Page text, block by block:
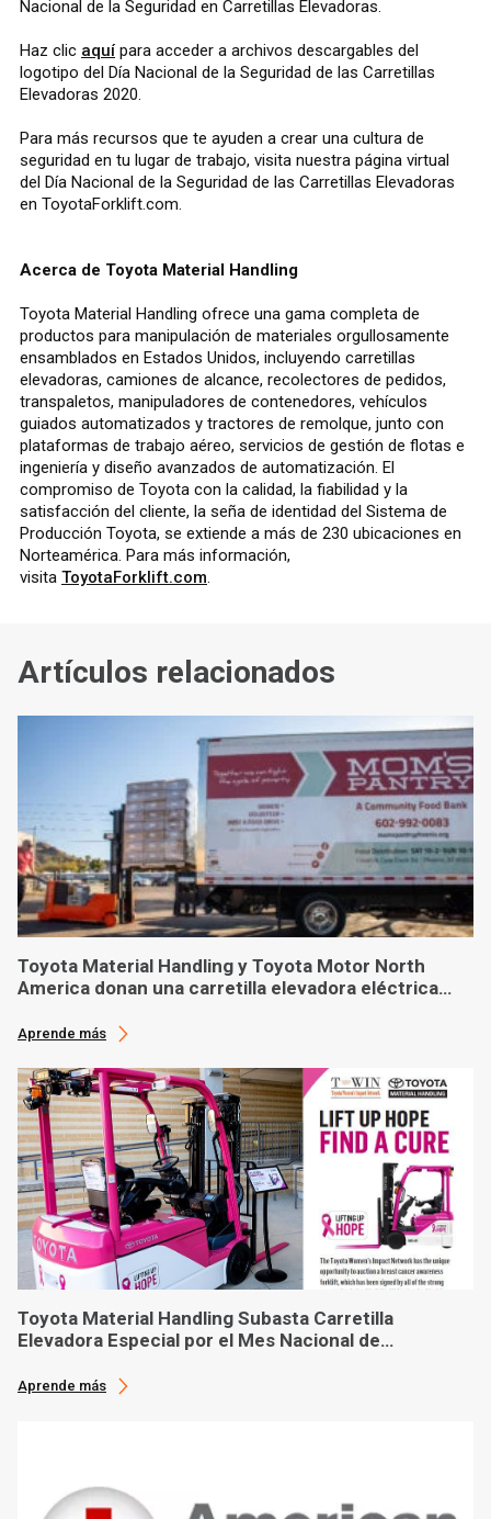
Nacional de la Seguridad en Carretillas Elevadoras.
Haz clic aquí para acceder a archivos descargables del
logotipo del Día Nacional de la Seguridad de las Carretillas
Elevadoras 2020.
Para más recursos que te ayuden a crear una cultura de
seguridad en tu lugar de trabajo, visita nuestra página virtual
del Día Nacional de la Seguridad de las Carretillas Elevadoras
en ToyotaForklift.com.
Acerca de Toyota Material Handling
Toyota Material Handling ofrece una gama completa de
productos para manipulación de materiales orgullosamente
ensamblados en Estados Unidos, incluyendo carretillas
elevadoras, camiones de alcance, recolectores de pedidos,
transpaletos, manipuladores de contenedores, vehículos
guiados automatizados y tractores de remolque, junto con
plataformas de trabajo aéreo, servicios de gestión de flotas e
ingeniería y diseño avanzados de automatización. El
compromiso de Toyota con la calidad, la fiabilidad y la
satisfacción del cliente, la seña de identidad del Sistema de
Producción Toyota, se extiende a más de 230 ubicaciones en
Norteamérica. Para más información,
visita ToyotaForklift.com.
Artículos relacionados
Toyota Material Handling y Toyota Motor North
America donan una carretilla elevadora eléctrica
Phoenix
Aprende más
Toyota Material Handling Subasta Carretilla
Elevadora Especial por el Mes Nacional de
Aprende más